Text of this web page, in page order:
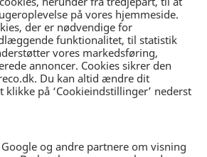
699 kr.
LEVERING
15.30